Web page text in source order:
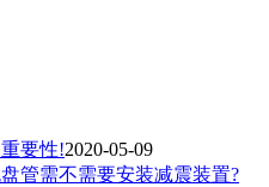
要性!2020-05-09
管需不需要安装减震装置?